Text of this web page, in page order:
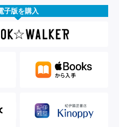
子版を購入